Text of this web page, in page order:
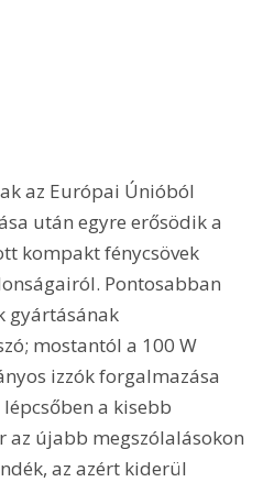
az Európai Únióból
után egyre erősödik a
kompakt fénycsövek
Pontosabban
gyártásának
mostantól a 100 W
izzók forgalmazása
a kisebb
az újabb megszólalásokon
az azért kiderül